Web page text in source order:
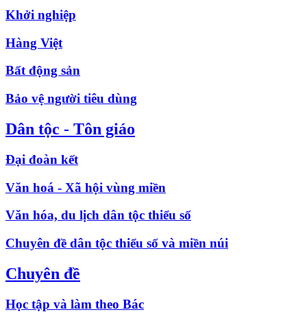
Khởi nghiệp
Hàng Việt
Bất động sản
Bảo vệ người tiêu dùng
Dân tộc - Tôn giáo
Đại đoàn kết
Văn hoá - Xã hội vùng miền
Văn hóa, du lịch dân tộc thiểu số
Chuyên đề dân tộc thiểu số và miền núi
Chuyên đề
Học tập và làm theo Bác